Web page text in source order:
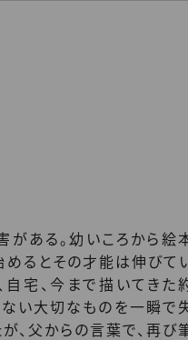
がある。幼いころから絵
めるとその才能は伸びて
自宅、今まで描いてきた
い大切なものを一瞬で
、父からの言葉で、再び